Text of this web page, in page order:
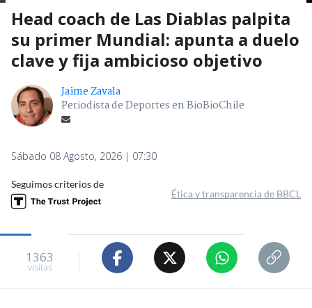
Head coach de Las Diablas palpita
su primer Mundial: apunta a duelo
clave y fija ambicioso objetivo
Jaime Zavala
Periodista de Deportes en BioBioChile
Sábado 08 Agosto, 2026 | 07:30
Seguimos criterios de
Ética y transparencia de BBCL
1363
visitas